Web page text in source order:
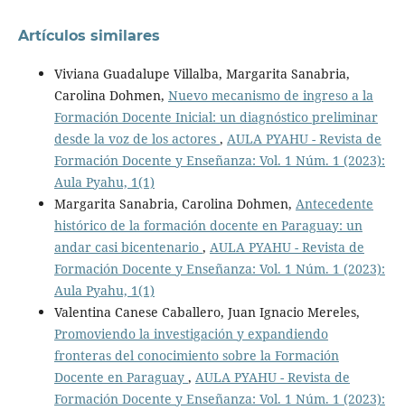
Artículos similares
Viviana Guadalupe Villalba, Margarita Sanabria,
Carolina Dohmen, Nuevo mecanismo de ingreso a la
Formación Docente Inicial: un diagnóstico preliminar
desde la voz de los actores , AULA PYAHU - Revista de
Formación Docente y Enseñanza: Vol. 1 Núm. 1 (2023):
Aula Pyahu, 1(1)
Margarita Sanabria, Carolina Dohmen, Antecedente
histórico de la formación docente en Paraguay: un
andar casi bicentenario , AULA PYAHU - Revista de
Formación Docente y Enseñanza: Vol. 1 Núm. 1 (2023):
Aula Pyahu, 1(1)
Valentina Canese Caballero, Juan Ignacio Mereles,
Promoviendo la investigación y expandiendo
fronteras del conocimiento sobre la Formación
Docente en Paraguay , AULA PYAHU - Revista de
Formación Docente y Enseñanza: Vol. 1 Núm. 1 (2023):